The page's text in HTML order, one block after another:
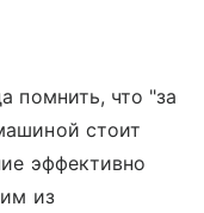
помнить, что "за
стоит
эффективно
из